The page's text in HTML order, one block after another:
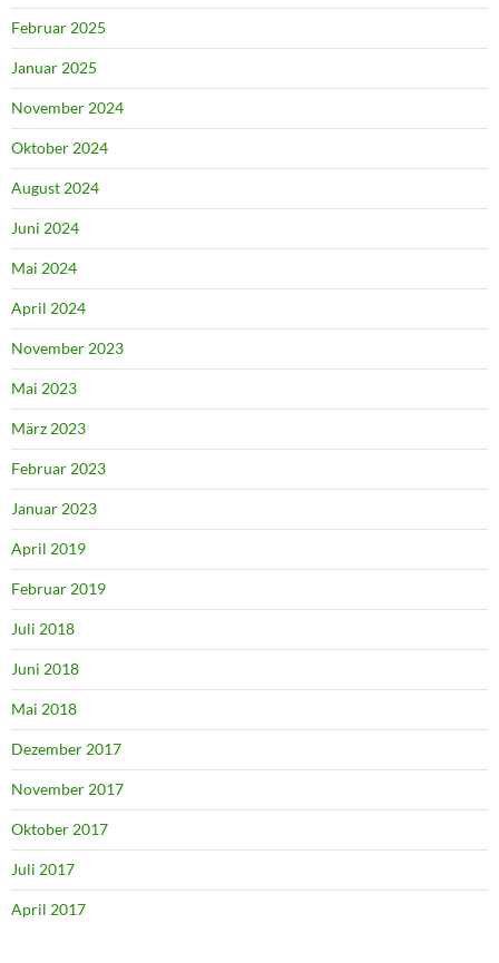
Februar 2025
Januar 2025
November 2024
Oktober 2024
August 2024
Juni 2024
Mai 2024
April 2024
November 2023
Mai 2023
März 2023
Februar 2023
Januar 2023
April 2019
Februar 2019
Juli 2018
Juni 2018
Mai 2018
Dezember 2017
November 2017
Oktober 2017
Juli 2017
April 2017